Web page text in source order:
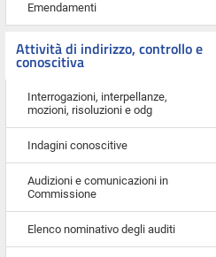
Emendamenti
Attività di indirizzo, controllo e
conoscitiva
Interrogazioni, interpellanze,
mozioni, risoluzioni e odg
Indagini conoscitive
Audizioni e comunicazioni in
Commissione
Elenco nominativo degli auditi